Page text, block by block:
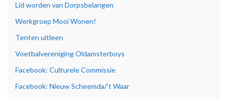
Lid worden van Dorpsbelangen
Werkgroep Mooi Wonen!
Tenten uitleen
Voetbalvereniging Oldamsterboys
Facebook: Culturele Commissie
Facebook: Nieuw Scheemda/’t Waar